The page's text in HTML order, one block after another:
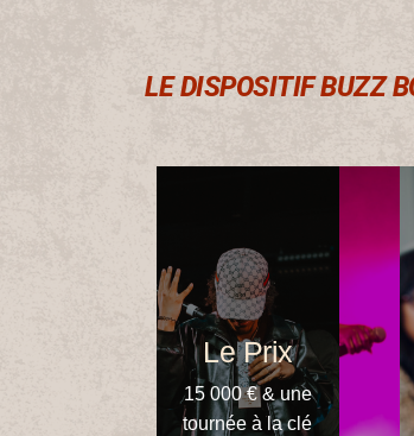
LE DISPOSITIF BUZZ
Le Prix
15 000 € & une
tournée à la clé